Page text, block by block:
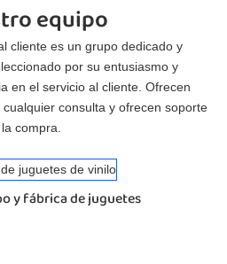
equipo
cliente es un grupo dedicado y
por su entusiasmo y
en el servicio al cliente. Ofrecen
consulta y ofrecen soporte
compra.
y fábrica de juguetes